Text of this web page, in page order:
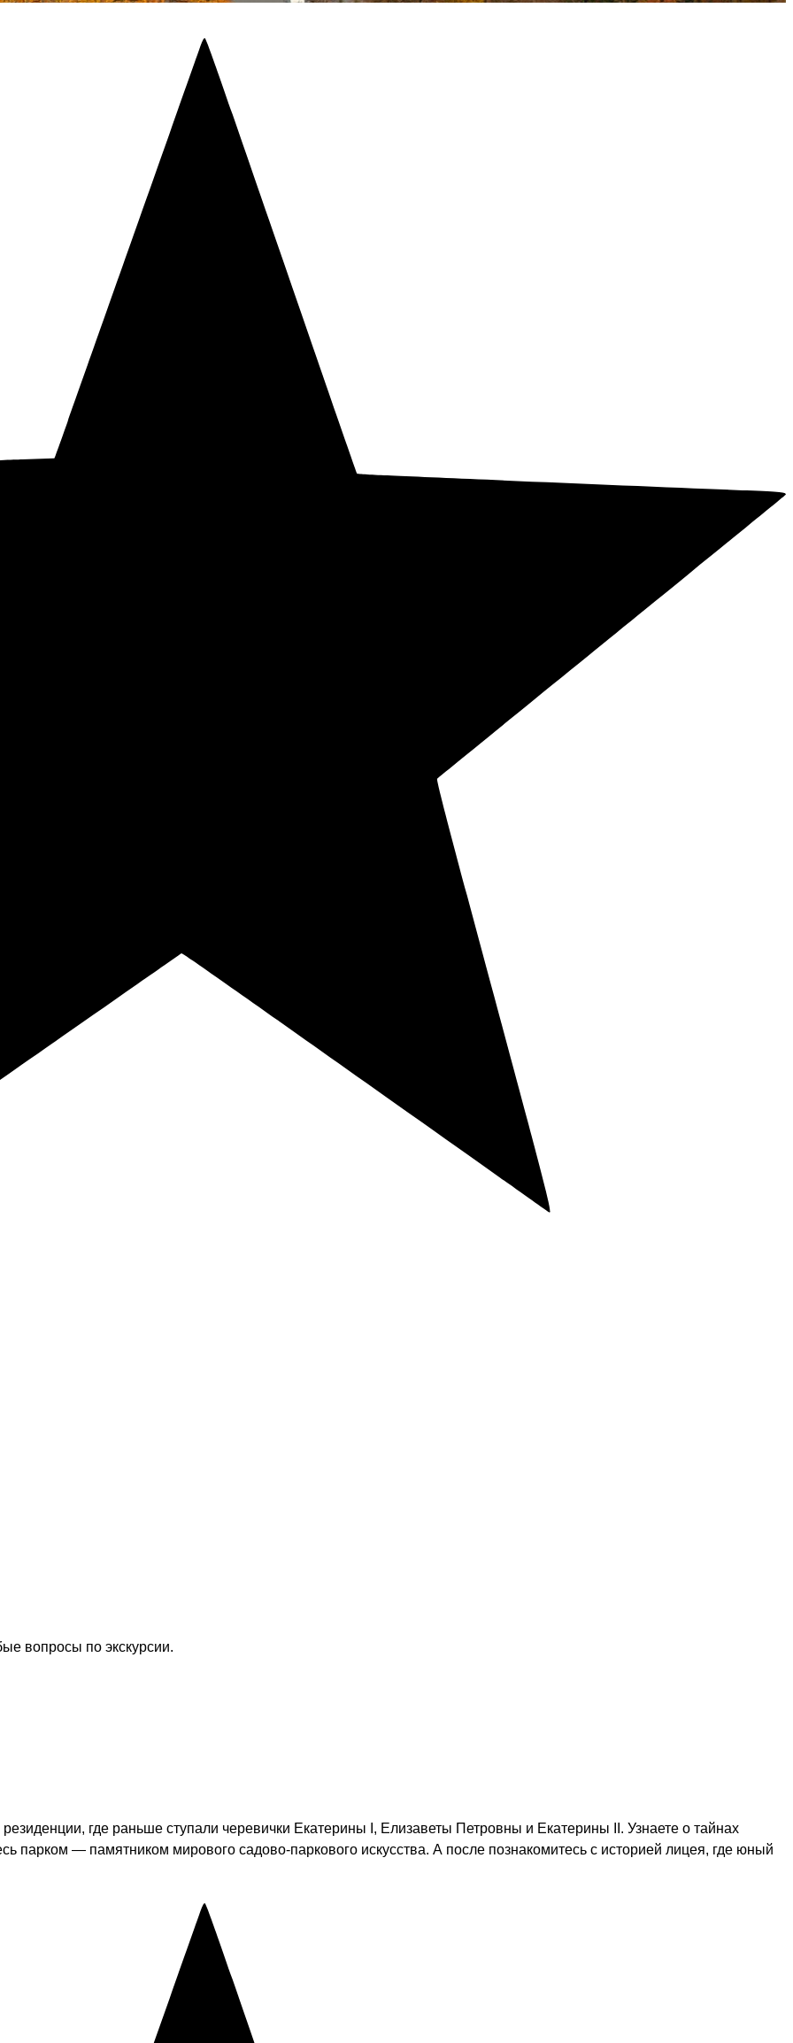
вопросы по экскурсии.
где раньше ступали черевички Екатерины I, Елизаветы Петровны и Екатерины II. Узнаете о тайнах
парком — памятником мирового садово-паркового искусства. А после познакомитесь с историей лицея, где юный